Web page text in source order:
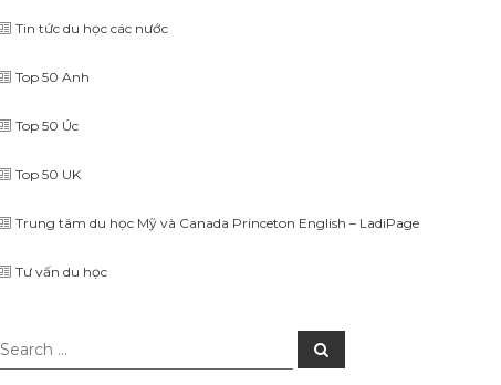
Tin tức du học các nước
Top 50 Anh
Top 50 Úc
Top 50 UK
Trung tâm du học Mỹ và Canada Princeton English – LadiPage
Tư vấn du học
Search
Search